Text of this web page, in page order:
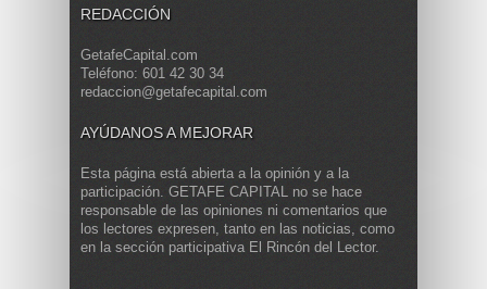
REDACCIÓN
GetafeCapital.com
Teléfono: 601 42 30 34
redaccion@getafecapital.com
AYÚDANOS A MEJORAR
Esta página está abierta a la opinión y a la
participación. GETAFE CAPITAL no se hace
responsable de las opiniones ni comentarios que
los lectores expresen, tanto en las noticias, como
en la sección participativa El Rincón del Lector.